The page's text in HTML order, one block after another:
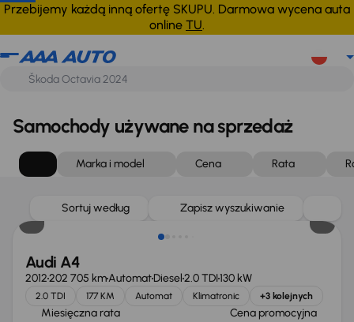
Przebijemy każdą inną ofertę SKUPU. Darmowa wycena auta
online TU.
Samochody używane na sprzedaż
Marka i model Cena Rata
Sortuj według Zapisz wyszukiwanie
Audi A4
2012202 705 kmAutomatDiesel2.0 TDI130 kW
2.0 TDI 177 KM Automat Klimatronic +3 kolejnych
Miesięczna rata Cena promocyjna